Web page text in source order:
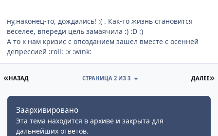
ну,наконец-то, дождались! :( . Как-то жизнь становится
веселее, впереди цель замаячила :) :D :)
А то к нам кризис с опозданием зашел вместе с осенней
депрессией :roll: :x :wink:
ПЕРВАЯ СТРАНИЦА
НАЗАД ДАЛЕЕ
СТРАНИЦА 2 ИЗ 3
Заархивировано
Эта тема находится в архиве и закрыта для
дальнейших ответов.